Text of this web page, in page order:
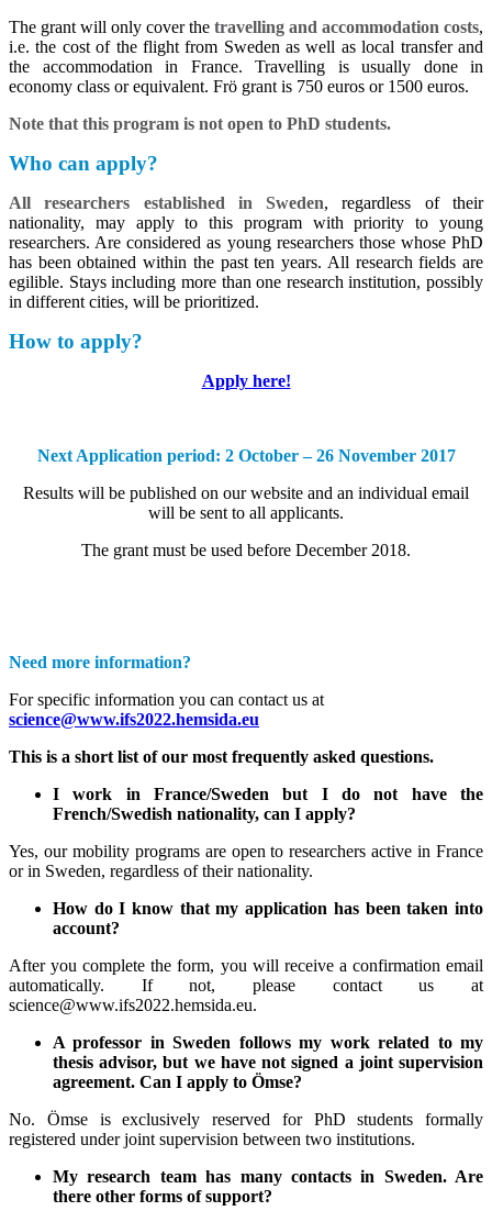
The grant will only cover the travelling and accommodation costs,
i.e. the cost of the flight from Sweden as well as local transfer and
the accommodation in France. Travelling is usually done in
economy class or equivalent. Frö grant is 750 euros or 1500 euros.
Note that this program is not open to PhD students.
Who can apply?
All researchers established in Sweden, regardless of their
nationality, may apply to this program with priority to young
researchers. Are considered as young researchers those whose PhD
has been obtained within the past ten years. All research fields are
egilible. Stays including more than one research institution, possibly
in different cities, will be prioritized.
How to apply?
Apply here!
Next Application period: 2 October – 26 November 2017
Results will be published on our website and an individual email
will be sent to all applicants.
The grant must be used before December 2018.
Need more information?
For specific information you can contact us at
science@www.ifs2022.hemsida.eu
This is a short list of our most frequently asked questions.
I work in France/Sweden but I do not have the
French/Swedish nationality, can I apply?
Yes, our mobility programs are open to researchers active in France
or in Sweden, regardless of their nationality.
How do I know that my application has been taken into
account?
After you complete the form, you will receive a confirmation email
automatically. If not, please contact us at
science@www.ifs2022.hemsida.eu.
A professor in Sweden follows my work related to my
thesis advisor, but we have not signed a joint supervision
agreement. Can I apply to Ömse?
No. Ömse is exclusively reserved for PhD students formally
registered under joint supervision between two institutions.
My research team has many contacts in Sweden. Are
there other forms of support?